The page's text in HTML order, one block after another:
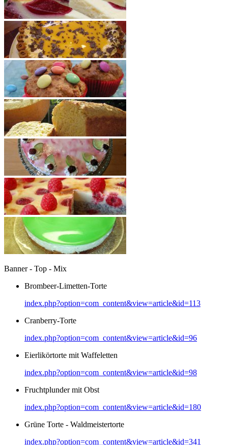
Banner - Top - Mix
Brombeer-Limetten-Torte
index.php?option=com_content&view=article&id=113
Cranberry-Torte
index.php?option=com_content&view=article&id=96
Eierlikörtorte mit Waffeletten
index.php?option=com_content&view=article&id=98
Fruchtplunder mit Obst
index.php?option=com_content&view=article&id=180
Grüne Torte - Waldmeistertorte
index.php?option=com_content&view=article&id=341